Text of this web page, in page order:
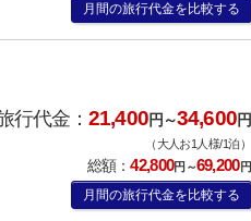
月間の旅行代金を比較する
行代金：21,400円～34,600円
（大人お1人様/1泊）
総額：42,800円～69,200円
月間の旅行代金を比較する